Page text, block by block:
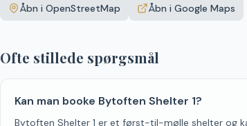
Åbn i OpenStreetMap Åbn i Google Maps
Ofte stillede spørgsmål
Kan man booke Bytoften Shelter 1?
Bytoften Shelter 1 er et først-til-mølle shelter og